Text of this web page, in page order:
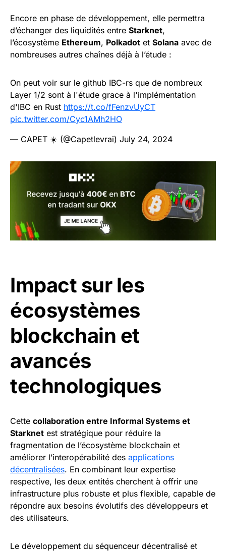
Encore en phase de développement, elle permettra
d’échanger des liquidités entre Starknet,
l’écosystème Ethereum, Polkadot et Solana avec de
nombreuses autres chaînes déjà à l’étude :
On peut voir sur le github IBC-rs que de nombreux
Layer 1/2 sont à l'étude grace à l'implémentation
d'IBC en Rust https://t.co/fFenzvUyCT
pic.twitter.com/Cyc1AMh2HO
— CAPET ☀️ (@Capetlevrai) July 24, 2024
Impact sur les
écosystèmes
blockchain et
avancés
technologiques
Cette collaboration entre Informal Systems et
Starknet est stratégique pour réduire la
fragmentation de l’écosystème blockchain et
améliorer l’interopérabilité des applications
décentralisées. En combinant leur expertise
respective, les deux entités cherchent à offrir une
infrastructure plus robuste et plus flexible, capable de
répondre aux besoins évolutifs des développeurs et
des utilisateurs.
Le développement du séquenceur décentralisé et